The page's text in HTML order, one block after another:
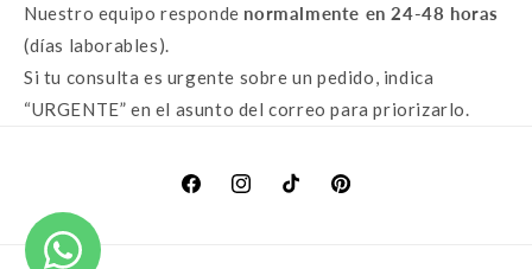
Nuestro equipo responde normalmente en 24-48 horas
(días laborables).
Si tu consulta es urgente sobre un pedido, indica
“URGENTE” en el asunto del correo para priorizarlo.
FacebookInstagramTikTokPinterest